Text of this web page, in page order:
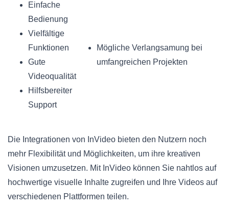
Einfache
Bedienung
Vielfältige
Funktionen
Gute
Videoqualität
Hilfsbereiter
Support
Mögliche Verlangsamung bei
umfangreichen Projekten
Die Integrationen von InVideo bieten den Nutzern noch
mehr Flexibilität und Möglichkeiten, um ihre kreativen
Visionen umzusetzen. Mit InVideo können Sie nahtlos auf
hochwertige visuelle Inhalte zugreifen und Ihre Videos auf
verschiedenen Plattformen teilen.